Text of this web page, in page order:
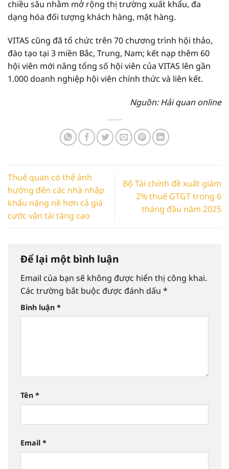
chiều sâu nhằm mở rộng thị trường xuất khẩu, đa
dạng hóa đối tượng khách hàng, mặt hàng.
VITAS cũng đã tổ chức trên 70 chương trình hội thảo,
đào tạo tại 3 miền Bắc, Trung, Nam; kết nạp thêm 60
hội viên mới nâng tổng số hội viên của VITAS lên gần
1.000 doanh nghiệp hội viên chính thức và liên kết.
Nguồn: Hải quan online
Thuế quan có thể ảnh
hưởng đến các nhà nhập
khẩu nặng nề hơn cả giá
cước vận tải tăng cao
Bộ Tài chính đề xuất giảm
2% thuế GTGT trong 6
tháng đầu năm 2025
Để lại một bình luận
Email của bạn sẽ không được hiển thị công khai.
Các trường bắt buộc được đánh dấu *
Bình luận *
Tên *
Email *